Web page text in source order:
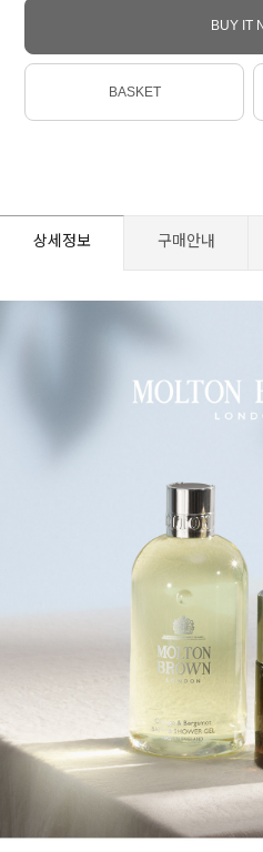
BUY IT
BASKET
상세정보 구매안내